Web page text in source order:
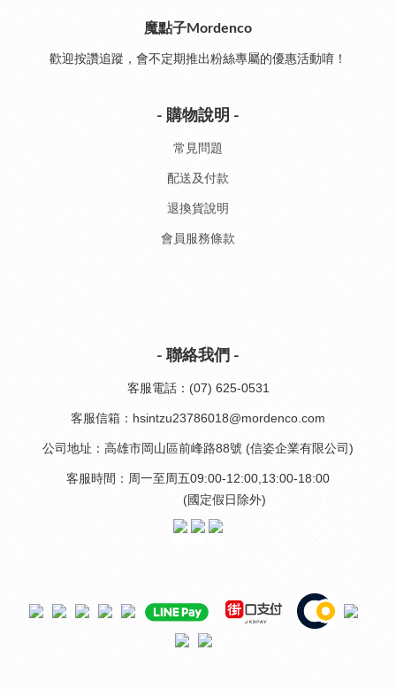
魔點子Mordenco
歡迎按讚追蹤，會不定期推出粉絲專屬的優惠活動唷！
- 購物說明 -
常見問題
配送及付款
退換貨說明
會員服務條款
- 聯絡我們 -
客服電話：(07) 625-0531
客服信箱：hsintzu23786018@mordenco.com
公司地址：高雄市岡山區前峰路88號 (信姿企業有限公司)
客服時間：周一至周五09:00-12:00,13:00-18:00
(國定假日除外)